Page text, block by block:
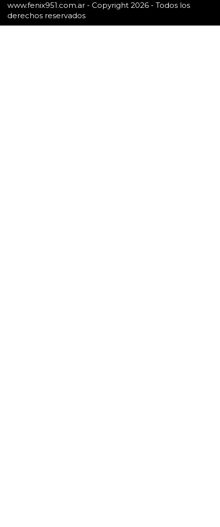
www.fenix951.com.ar - Copyright 2026 - Todos los
derechos reservados